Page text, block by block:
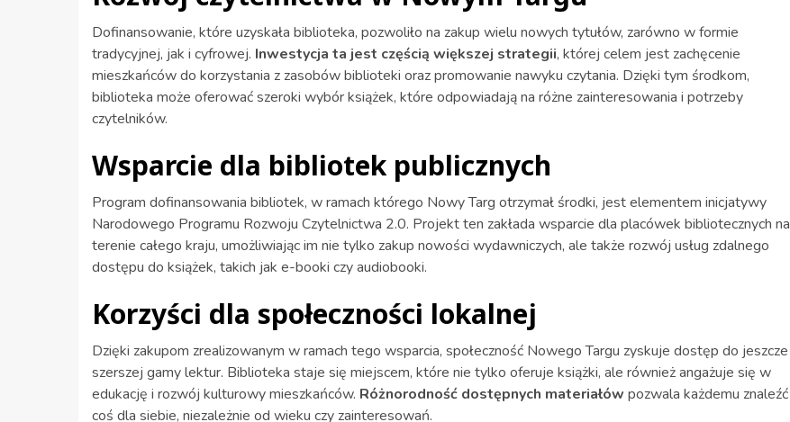
Dofinansowanie, które uzyskała biblioteka, pozwoliło na zakup wielu nowych tytułów, zarówno w formie
tradycyjnej, jak i cyfrowej. Inwestycja ta jest częścią większej strategii, której celem jest zachęcenie
mieszkańców do korzystania z zasobów biblioteki oraz promowanie nawyku czytania. Dzięki tym środkom,
biblioteka może oferować szeroki wybór książek, które odpowiadają na różne zainteresowania i potrzeby
czytelników.
Wsparcie dla bibliotek publicznych
Program dofinansowania bibliotek, w ramach którego Nowy Targ otrzymał środki, jest elementem inicjatywy
Narodowego Programu Rozwoju Czytelnictwa 2.0. Projekt ten zakłada wsparcie dla placówek bibliotecznych na
terenie całego kraju, umożliwiając im nie tylko zakup nowości wydawniczych, ale także rozwój usług zdalnego
dostępu do książek, takich jak e-booki czy audiobooki.
Korzyści dla społeczności lokalnej
Dzięki zakupom zrealizowanym w ramach tego wsparcia, społeczność Nowego Targu zyskuje dostęp do jeszcze
szerszej gamy lektur. Biblioteka staje się miejscem, które nie tylko oferuje książki, ale również angażuje się w
edukację i rozwój kulturowy mieszkańców. Różnorodność dostępnych materiałów pozwala każdemu znaleźć
coś dla siebie, niezależnie od wieku czy zainteresowań.